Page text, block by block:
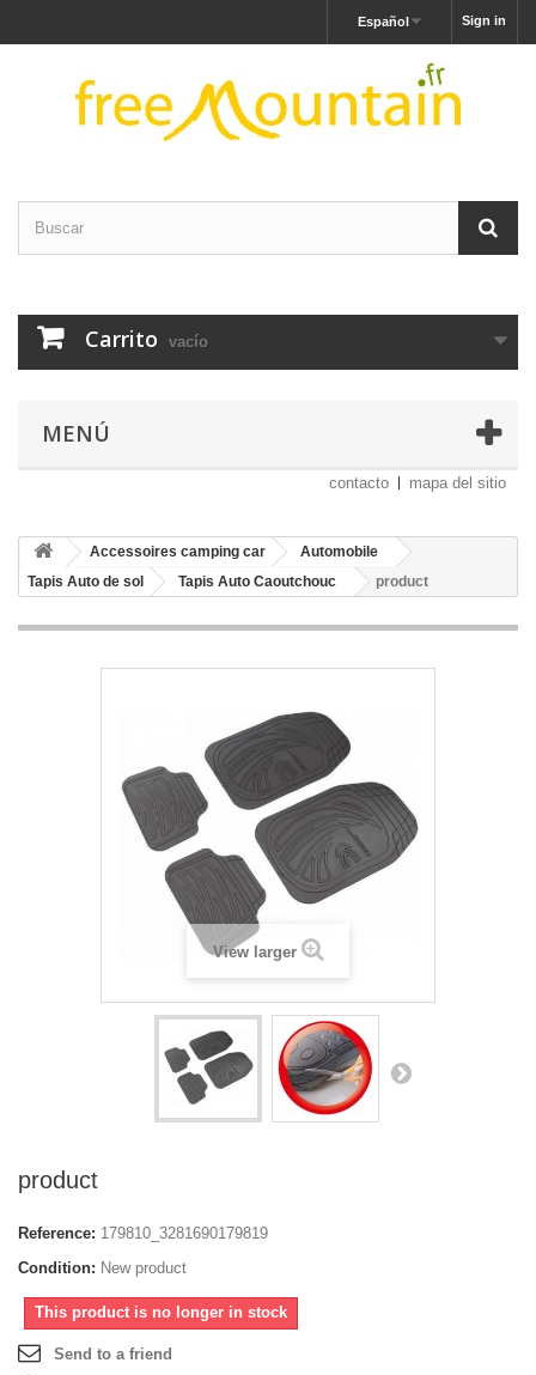
Sign in
Español
Carrito vacío
MENÚ
contacto mapa del sitio
Accessoires camping car
Automobile
Tapis Auto de sol
Tapis Auto Caoutchouc product
View larger
product
Reference: 179810_3281690179819
Condition: New product
This product is no longer in stock
Send to a friend